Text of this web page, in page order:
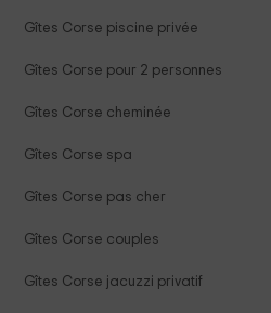
Gîtes Corse piscine privée
Gîtes Corse pour 2 personnes
Gîtes Corse cheminée
Gîtes Corse spa
Gîtes Corse pas cher
Gîtes Corse couples
Gîtes Corse jacuzzi privatif